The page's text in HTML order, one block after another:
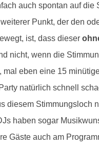
auch spontan auf die
Punkt, der den
ist, dass dieser
nicht, wenn die
mal eben eine 15
natürlich schnell
diesem Stimmungsloch
haben sogar
Gäste auch am